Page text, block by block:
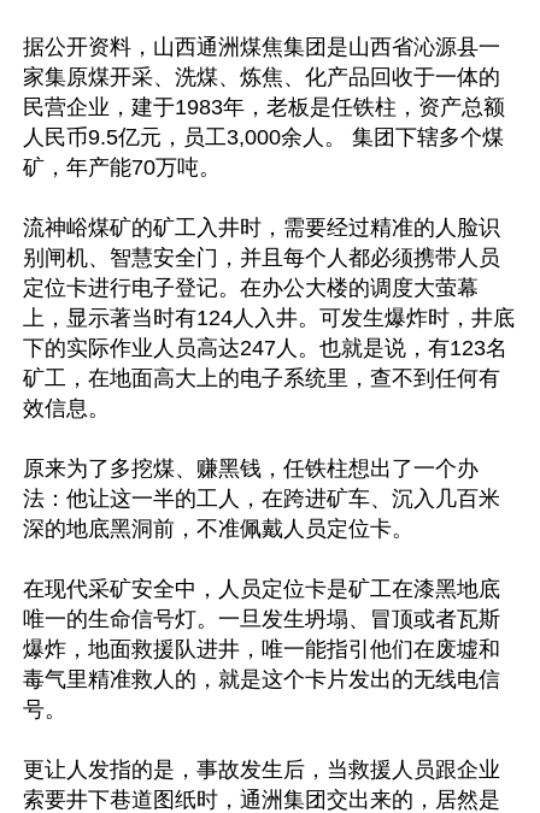
据公开资料，山西通洲煤焦集团是山西省沁源县一
家集原煤开采、洗煤、炼焦、化产品回收于一体的
民营企业，建于1983年，老板是任铁柱，资产总额
人民币9.5亿元，员工3,000余人。 集团下辖多个煤
矿，年产能70万吨。
流神峪煤矿的矿工入井时，需要经过精准的人脸识
别闸机、智慧安全门，并且每个人都必须携带人员
定位卡进行电子登记。在办公大楼的调度大萤幕
上，显示著当时有124人入井。可发生爆炸时，井底
下的实际作业人员高达247人。也就是说，有123名
矿工，在地面高大上的电子系统里，查不到任何有
效信息。
原来为了多挖煤、赚黑钱，任铁柱想出了一个办
法：他让这一半的工人，在跨进矿车、沉入几百米
深的地底黑洞前，不准佩戴人员定位卡。
在现代采矿安全中，人员定位卡是矿工在漆黑地底
唯一的生命信号灯。一旦发生坍塌、冒顶或者瓦斯
爆炸，地面救援队进井，唯一能指引他们在废墟和
毒气里精准救人的，就是这个卡片发出的无线电信
号。
更让人发指的是，事故发生后，当救援人员跟企业
索要井下巷道图纸时，通洲集团交出来的，居然是